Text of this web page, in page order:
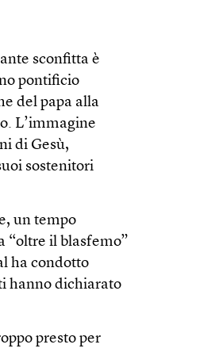
sconfitta è
pontificio
del papa alla
L’immagine
di Gesù,
sostenitori
un tempo
“oltre il blasfemo”
ha condotto
hanno dichiarato
presto per